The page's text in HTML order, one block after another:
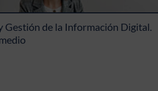
Gestión de la Información Digital.